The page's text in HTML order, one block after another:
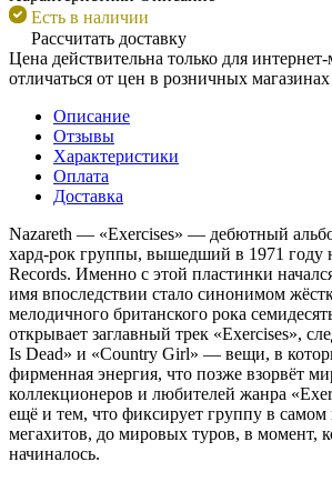
Есть в наличии
Рассчитать доставку
Цена действительна только для
отличаться от цен в розничных магазинах
Описание
Отзывы
Характеристики
Оплата
Доставка
Nazareth — «Exercises» — дебютный
хард-рок группы, вышедший в 1971 году
Records. Именно с этой пластинки
имя впоследствии стало синонимом
мелодичного британского рока
открывает заглавный трек «Exercises»,
Is Dead» и «Country Girl» — вещи, в
фирменная энергия, что позже взорвёт
коллекционеров и любителей жанра
ещё и тем, что фиксирует группу в
мегахитов, до мировых туров, в момент,
начиналось.